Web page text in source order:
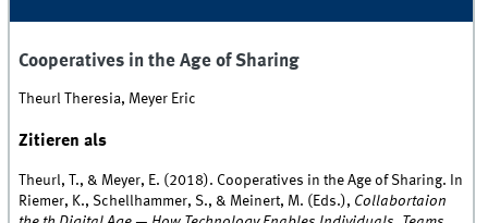
Cooperatives in the Age of Sharing
Theurl Theresia, Meyer Eric
Zitieren als
Theurl, T., & Meyer, E. (2018). Cooperatives in the Age of Sharing. In
Riemer, K., Schellhammer, S., & Meinert, M. (Eds.), Collabortaion